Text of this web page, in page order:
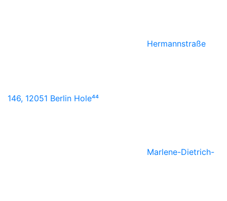
Hermannstraße
146, 12051 Berlin Hole⁴⁴
Marlene-Dietrich-